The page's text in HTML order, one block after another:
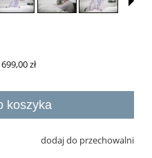
699,00 zł
koszyka
dodaj do przechowalni